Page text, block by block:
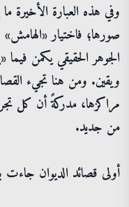
وفي هذه العبارة
صورها؛ فاختيار
الجوهر الحقيقي يكمن
ويقين. ومن هنا تجيء
مراكزها، مدركةً أن كل
من جديد.
أولى قصائد الديوان جاءت